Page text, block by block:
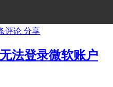
评论 分享
法登录微软账户